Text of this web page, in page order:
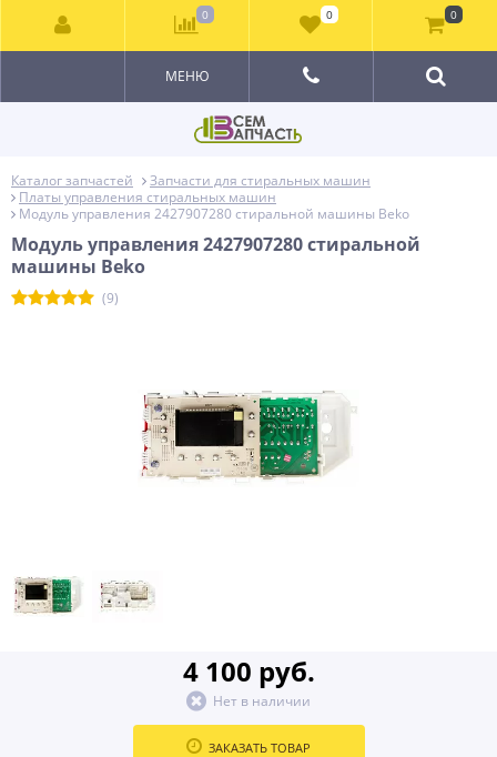
МЕНЮ
Каталог запчастей
Запчасти для стиральных машин
Платы управления стиральных машин
Модуль управления 2427907280 стиральной машины Beko
Модуль управления 2427907280 стиральной
машины Beko
(9)
4 100 руб.
Нет в наличии
ЗАКАЗАТЬ ТОВАР
0 0 0